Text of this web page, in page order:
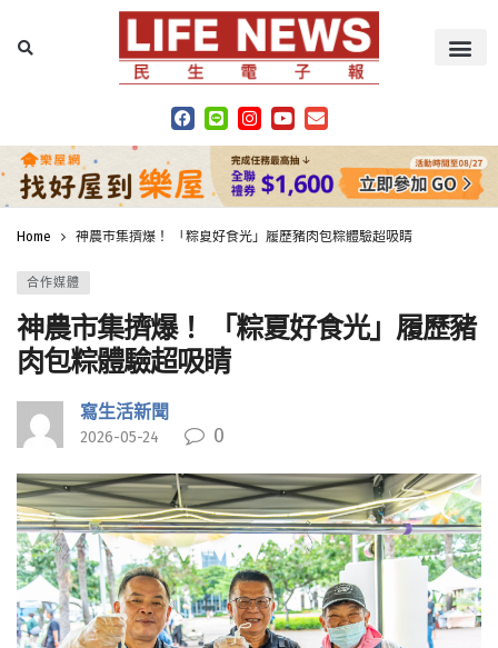
Home 神農市集擠爆！ 「粽夏好食光」履歷豬肉包粽體驗超吸睛
合作媒體
神農市集擠爆！ 「粽夏好食光」履歷豬
肉包粽體驗超吸睛
寫生活新聞
2026-05-24 0